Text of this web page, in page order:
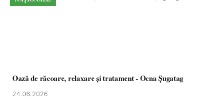
Oază de răcoare, relaxare și tratament - Ocna Șugatag
24.06.2026